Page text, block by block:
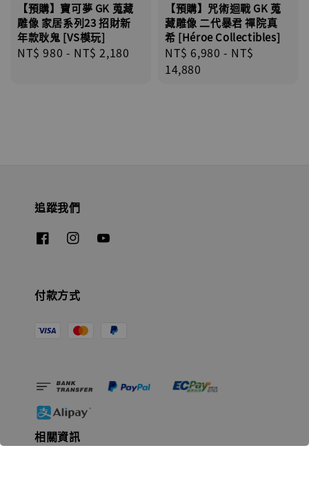
【預購】寶可夢 GK 蒐藏
雕像 家居系列23 招財新
年款耿鬼 [VS模玩]
Regular
NT$ 980 - NT$ 2,180
【預購】咒術迴戰 GK 蒐
藏雕像 二代暴君 禪院真
希 [Héroe Collectibles]
Regular
price
NT$ 6,980 - NT$
14,880
追蹤我們
付款方式
相關資訊